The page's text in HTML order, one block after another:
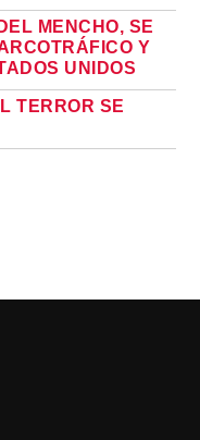
MENCHO, SE
Y
UNIDOS
TERROR SE